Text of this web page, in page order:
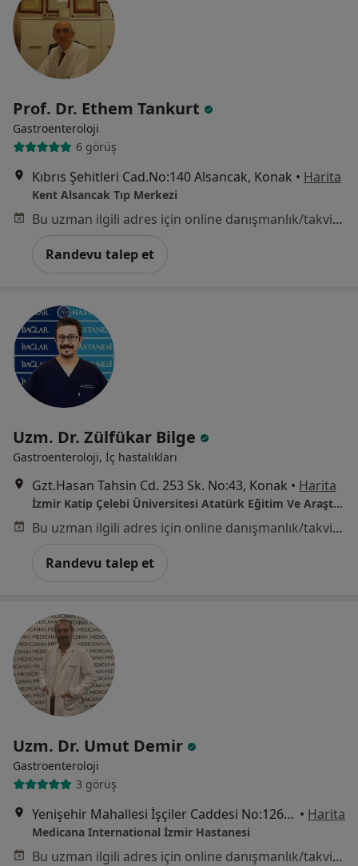
Prof. Dr. Ethem Tankurt
Gastroenteroloji
6 görüş
Kıbrıs Şehitleri Cad.No:140 Alsancak, Konak • Harita
Kent Alsancak Tıp Merkezi
Bu uzman ilgili adres için online danışmanlık/takvim sunmuyor.
Randevu talep et
Uzm. Dr. Zülfükar Bilge
Gastroenteroloji, İç hastalıkları
Gzt.Hasan Tahsin Cd. 253 Sk. No:43, Konak • Harita
İzmir Katip Çelebi Üniversitesi Atatürk Eğitim Ve Araştırma Hastanesi
Bu uzman ilgili adres için online danışmanlık/takvim sunmuyor.
Randevu talep et
Uzm. Dr. Umut Demir
Gastroenteroloji
3 görüş
Yenişehir Mahallesi İşçiler Caddesi No:126, Konak • Harita
Medicana International İzmir Hastanesi
Bu uzman ilgili adres için online danışmanlık/takvim sunmuyor.